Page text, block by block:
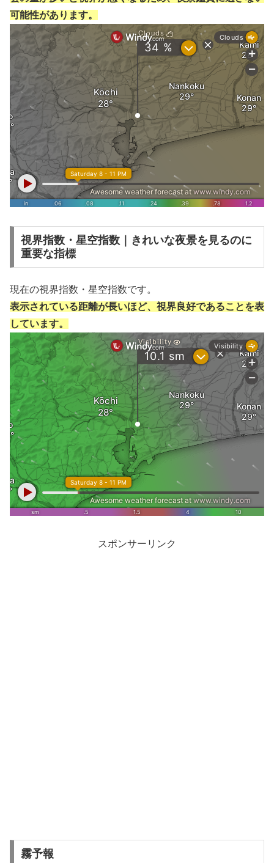
可能性があります。
視界指数・星空指数｜きれいな夜景を見るのに
重要な指標
現在の視界指数・星空指数です。
表示されている距離が長いほど、視界良好であることを表
しています。
スポンサーリンク
霧予報